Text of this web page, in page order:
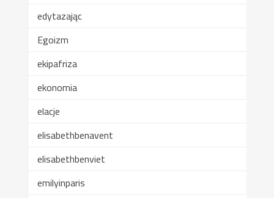
edytazając
Egoizm
ekipafriza
ekonomia
elacje
elisabethbenavent
elisabethbenviet
emilyinparis